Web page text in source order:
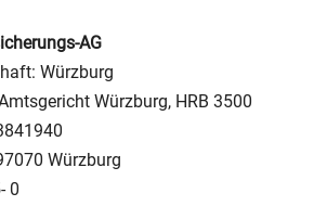
AG
Würzburg
Würzburg, HRB 3500
Würzburg
0